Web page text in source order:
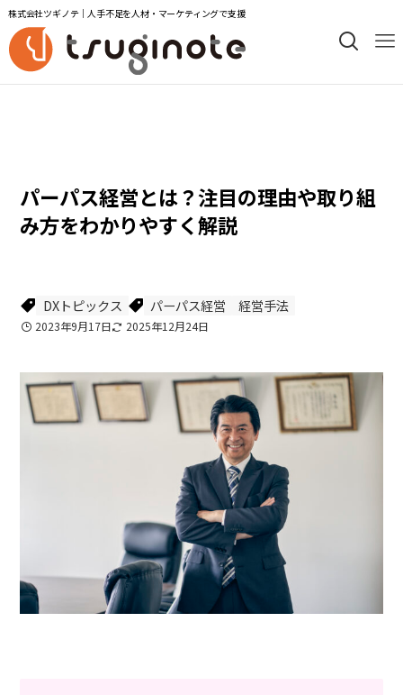
株式会社ツギノテ｜人手不足を人材・マーケティングで支援
パーパス経営とは？注目の理由や取り組
み方をわかりやすく解説
DXトピックス パーパス経営 経営手法
2023年9月17日 2025年12月24日